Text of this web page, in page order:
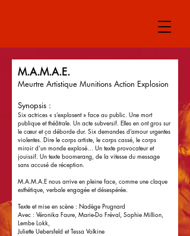
M.A.M.A.E.
Meurtre Artistique Munitions Action Explosion
Synopsis :
Six actrices « s’explosent » face au public. Une mort
publique et théâtrale. Un acte subversif. Elles en ont gros sur
le cœur et ça déborde dur. Six demandes d’amour urgentes
violentes. Dire le corps artiste, le corps cassé, le corps
miroir d’un monde explosé… Un texte provocateur et
jouissif. Un texte boomerang, de la vitesse du message
sans accusé de réception.
M.A.M.A.E nous arrive en pleine face, comme une claque
esthétique, verbale engagée et désespérée.
Texte et mise en scène : Nadège Prugnard
Avec : Véronika Faure, Marie-Do Fréval, Sophie Million,
Lembe Lokk,
Juliette Uebersfeld et Tessa Volkine